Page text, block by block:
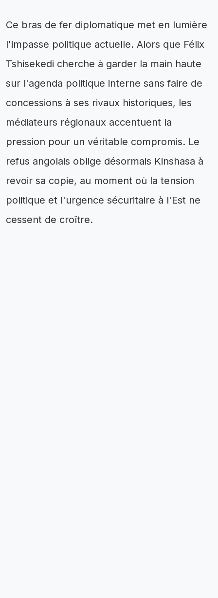
Ce bras de fer diplomatique met en lumière
l'impasse politique actuelle. Alors que Félix
Tshisekedi cherche à garder la main haute
sur l'agenda politique interne sans faire de
concessions à ses rivaux historiques, les
médiateurs régionaux accentuent la
pression pour un véritable compromis. Le
refus angolais oblige désormais Kinshasa à
revoir sa copie, au moment où la tension
politique et l'urgence sécuritaire à l'Est ne
cessent de croître.